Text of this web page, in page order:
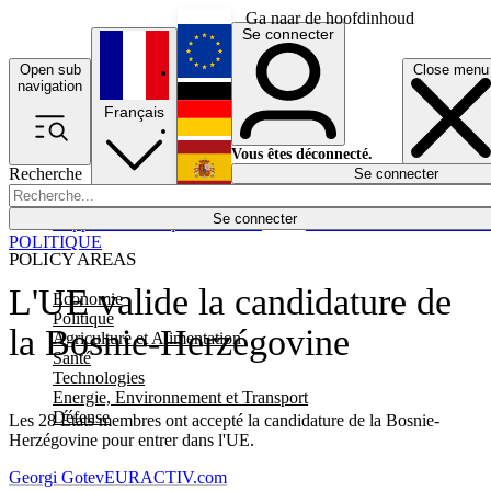
Ga naar de hoofdinhoud
Open sub
navigation
Close menu
Recherche
Se connecter
POLICY AREAS
Economie
Politique
Agriculture et Alimentation
Santé
Technologies
Energie, Environnement et Transport
Défense
Économie
Français
English
Deutsch
Español
Se connecter
Vous êtes déconnecté.
Se connecter
L'UE valide la candidature de
la Bosnie-Herzégovine
Les 28 États membres ont accepté la candidature de la Bosnie-
Herzégovine pour entrer dans l'UE.
POLITIQUE
Georgi GotevEURACTIV.com